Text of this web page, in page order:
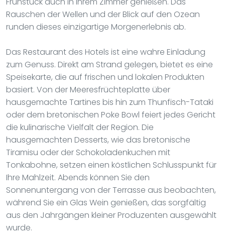
Rauschen der Wellen und der Blick auf den Ozean
runden dieses einzigartige Morgenerlebnis ab.
Das Restaurant des Hotels ist eine wahre Einladung
zum Genuss. Direkt am Strand gelegen, bietet es eine
Speisekarte, die auf frischen und lokalen Produkten
basiert. Von der Meeresfrüchteplatte über
hausgemachte Tartines bis hin zum Thunfisch-Tataki
oder dem bretonischen Poke Bowl feiert jedes Gericht
die kulinarische Vielfalt der Region. Die
hausgemachten Desserts, wie das bretonische
Tiramisu oder der Schokoladenkuchen mit
Tonkabohne, setzen einen köstlichen Schlusspunkt für
Ihre Mahlzeit. Abends können Sie den
Sonnenuntergang von der Terrasse aus beobachten,
während Sie ein Glas Wein genießen, das sorgfältig
aus den Jahrgängen kleiner Produzenten ausgewählt
wurde.